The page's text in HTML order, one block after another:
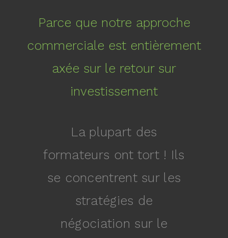
Parce que notre approche
commerciale est entièrement
axée sur le retour sur
investissement
La plupart des
formateurs ont tort ! Ils
se concentrent sur les
stratégies de
négociation sur le